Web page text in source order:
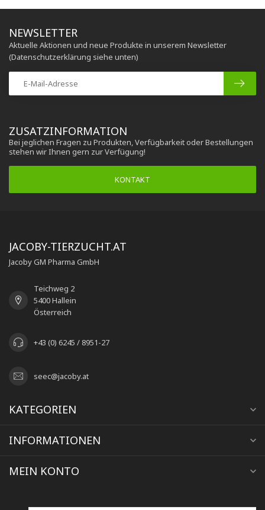
ZUSATZINFORMATION
Bei jeglichen Fragen zu Produkten, Verfügbarkeit oder Bestellungen
stehen wir Ihnen gern zur Verfügung!
KONTAKT
NEWSLETTER
Aktuelle Aktionen und neue Produkte in unserem Newsletter
(Datenschutzerklärung siehe unten)
JACOBY-TIERZUCHT.AT
Jacoby GM Pharma GmbH
Teichweg 2
5400 Hallein
Österreich
+43 (0) 6245 / 8951-27
seec@jacoby.at
KATEGORIEN
INFORMATIONEN
MEIN KONTO